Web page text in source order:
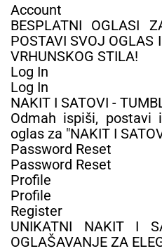
Account
BESPLATNI OGLASI
POSTAVI SVOJ OGLAS
VRHUNSKOG STILA!
Log In
Log In
NAKIT I SATOVI -
Odmah ispiši, postavi
oglas za "NAKIT I
Password Reset
Password Reset
Profile
Profile
Register
UNIKATNI NAKIT I
OGLAŠAVANJE ZA